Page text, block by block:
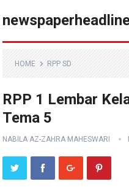
HOME RPP SD
RPP 1 Lembar
Tema 5
NABILA AZ-ZAHRA MAHESWARI